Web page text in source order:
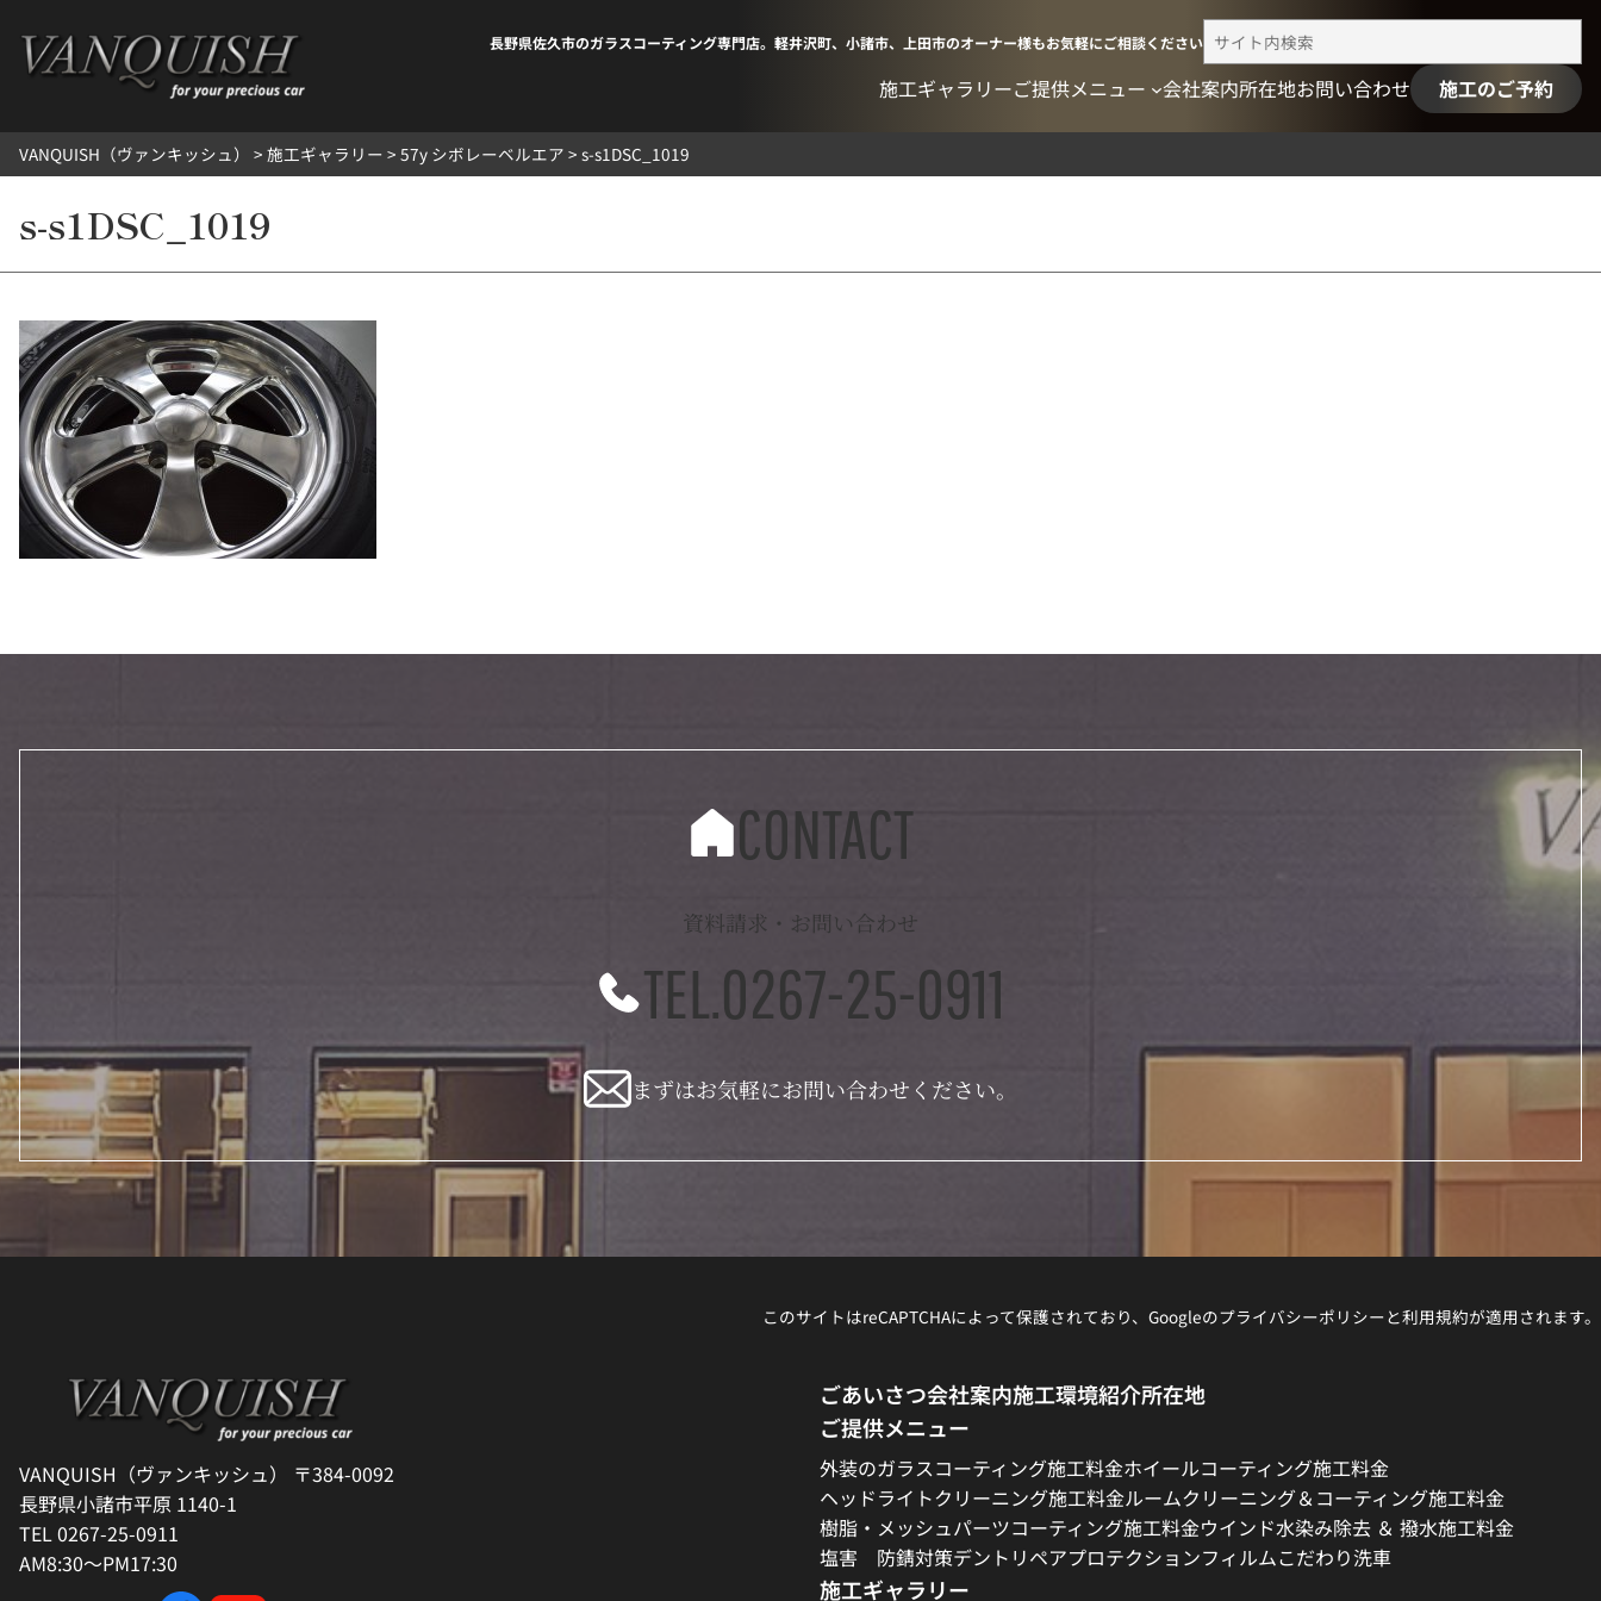
キ
長野県佐久市のガラスコーティング専門店。軽井沢町、小諸市、上田市のオーナー様もお気軽にご相談ください検
索
施工ギャラリーご提供メニュー 会社案内所在地お問い合わせ 施工のご予約
VANQUISH（ヴァンキッシュ） > 施工ギャラリー > 57y シボレーベルエア > s-s1DSC_1019
s-s1DSC_1019
CONTACT
資料請求・お問い合わせ
TEL.0267-25-0911
まずはお気軽にお問い合わせください。
このサイトはreCAPTCHAによって保護されており、Googleのプライバシーポリシーと利用規約が適用されます。
VANQUISH（ヴァンキッシュ） 〒384-0092
長野県小諸市平原 1140-1
TEL 0267-25-0911
AM8:30～PM17:30
ごあいさつ会社案内施工環境紹介所在地
ご提供メニュー
外装のガラスコーティング施工料金ホイールコーティング施工料金
ヘッドライトクリーニング施工料金ルームクリーニング＆コーティング施工料金
樹脂・メッシュパーツコーティング施工料金ウインド水染み除去 ＆ 撥水施工料金
塩害 防錆対策デントリペアプロテクションフィルムこだわり洗車
施工ギャラリー